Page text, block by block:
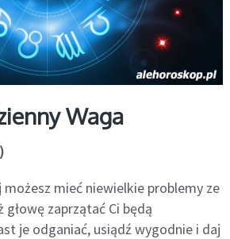
Waga
możesz mieć niewielkie problemy ze
zaprzątać Ci będą
je odganiać, usiądź wygodnie i daj